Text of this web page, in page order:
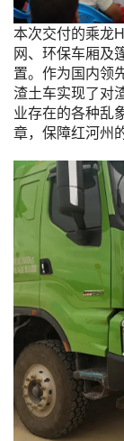
本次交付的乘龙
网、环保车厢及
置。作为国内领
渣土车实现了对
业存在的各种乱
章，保障红河州